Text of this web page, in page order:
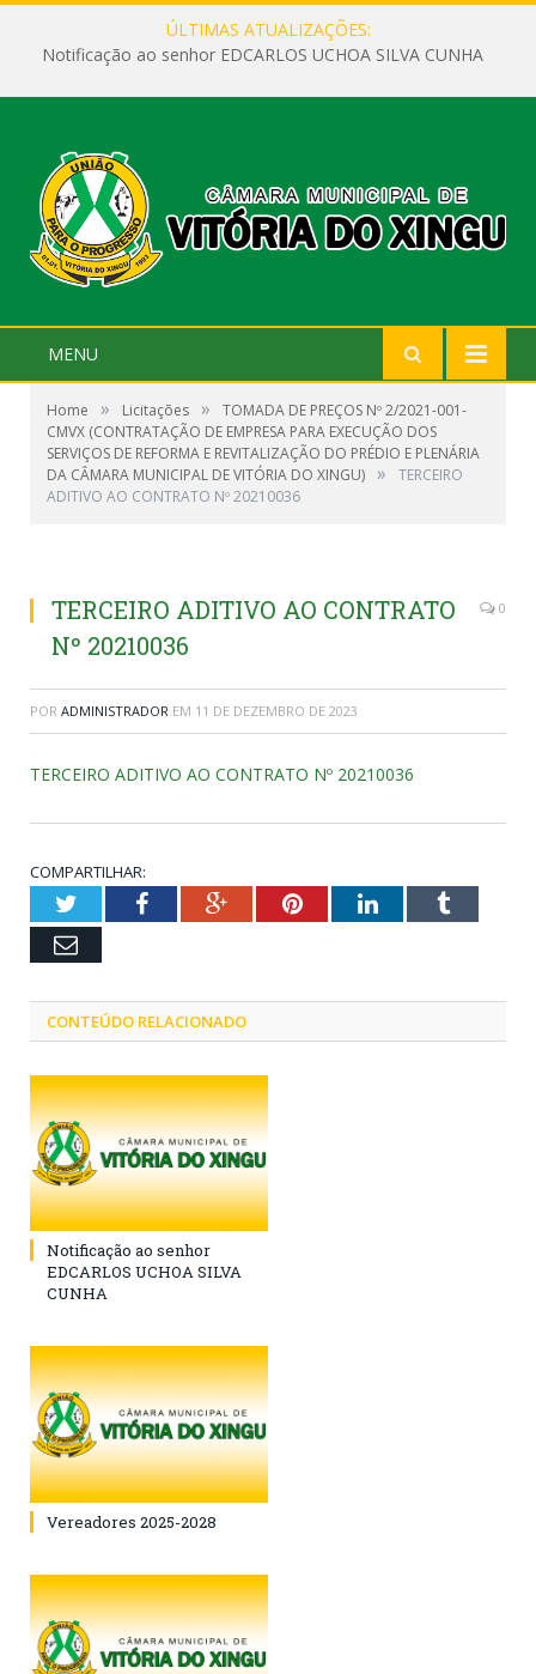
ÚLTIMAS ATUALIZAÇÕES:
Notificação ao senhor EDCARLOS UCHOA SILVA CUNHA
MENU
Home » Licitações »
TOMADA DE PREÇOS Nº 2/2021-001-
CMVX (CONTRATAÇÃO DE EMPRESA PARA EXECUÇÃO DOS
SERVIÇOS DE REFORMA E REVITALIZAÇÃO DO PRÉDIO E PLENÁRIA
DA CÂMARA MUNICIPAL DE VITÓRIA DO XINGU) »
TERCEIRO
ADITIVO AO CONTRATO Nº 20210036
TERCEIRO ADITIVO AO CONTRATO
Nº 20210036
0
POR ADMINISTRADOR EM 11 DE DEZEMBRO DE 2023
TERCEIRO ADITIVO AO CONTRATO Nº 20210036
COMPARTILHAR:
TwitterFacebookGoogle+PinterestLinkedInTumblr
Email
CONTEÚDO RELACIONADO
Notificação ao senhor
EDCARLOS UCHOA SILVA
CUNHA
Vereadores 2025-2028